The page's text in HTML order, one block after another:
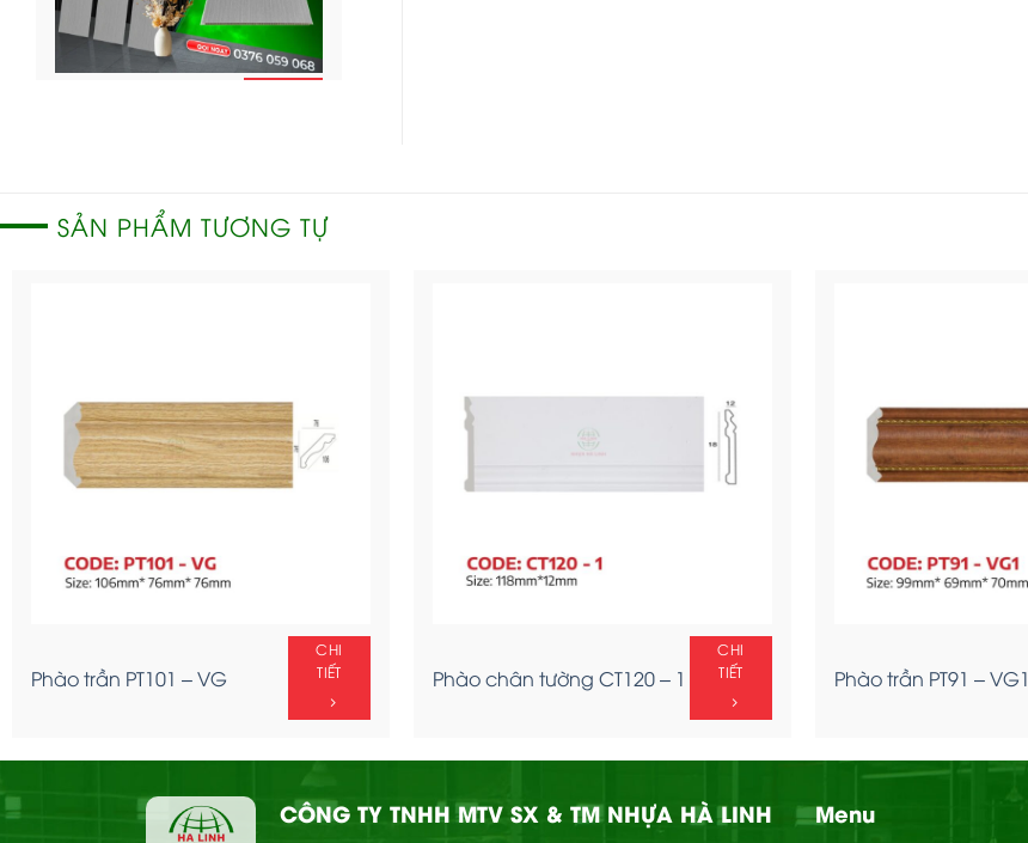
Ốp tường Nano –
CHI
TIẾT
SẢN PHẨM TƯƠNG TỰ
Phào trần PT101 – VG
CHI
TIẾT
Phào chân tường CT120 – 1
CHI
TIẾT
Phào trần PT91 – VG1
CÔNG TY TNHH MTV SX & TM NHỰA HÀ LINH Menu